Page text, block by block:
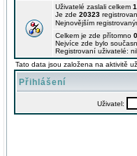
Uživatelé zaslali celkem
Je zde 20323
Nejnovějším
Celkem je zde přítomno 0
Nejvíce zde bylo
Registrovaní uživatelé:
Tato data jsou založena na aktivitě
Přihlášení
Uživatel: